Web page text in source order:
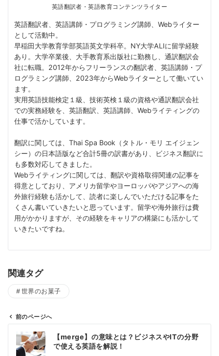
英語翻訳者・英語教育コンテンツライター
英語翻訳者、英語講師・プログラミング講師、Webライター
として活動中。
早稲田大学教育学部英語英文学科卒。NY大学ALIに留学経験
あり。大学卒業後、大手教育系出版社に勤務し、通訳翻訳会
社に転職。2012年からフリーランスの翻訳者、英語講師・プ
ログラミング講師、2023年からWebライターとして働いてい
ます。
実用英語技能検定１級、技術英検１級の資格や通訳翻訳会社
での実務経験を、英語翻訳、英語講師、Webライティングの
仕事で活かしています。
翻訳に関しては、Thai Spa Book（タトル・モリ エイジェン
シー）の日本語版など合計5冊の訳書があり、ビジネス翻訳に
も多数対応してきました。
Webライティングに関しては、翻訳や資格取得関連の記事を
得意としており、アメリカ留学やヨーロッパやアジアへの海
外旅行経験も活かして、読者に楽しんでいただける記事をた
くさん書いていきたいと思っています。留学や海外旅行は費
用がかかりますが、その経験をキャリアの構築にも活かして
いきたいですね。
関連タグ
世界のお菓子
前のページへ
【merge】の意味とは？ビジネスやITの分野
で使える英語を解説！